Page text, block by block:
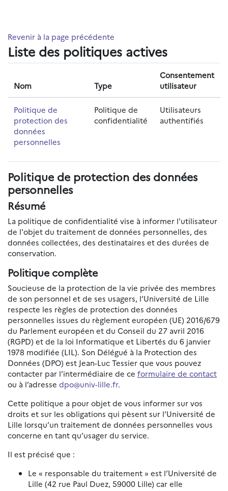
Revenir à la page précédente
Liste des politiques actives
Nom Type
Consentement
utilisateur
Politique de
protection des
données
personnelles
Politique de
confidentialité
Utilisateurs
authentifiés
Politique de protection des données
personnelles
Résumé
La politique de confidentialité vise à informer l'utilisateur
de l'objet du traitement de données personnelles, des
données collectées, des destinataires et des durées de
conservation.
Politique complète
Soucieuse de la protection de la vie privée des membres
de son personnel et de ses usagers, l’Université de Lille
respecte les règles de protection des données
personnelles issues du règlement européen (UE) 2016/679
du Parlement européen et du Conseil du 27 avril 2016
(RGPD) et de la loi Informatique et Libertés du 6 janvier
1978 modifiée (LIL). Son Délégué à la Protection des
Données (DPO) est Jean-Luc Tessier que vous pouvez
contacter par l’intermédiaire de ce formulaire de contact
ou à l’adresse dpo@univ-lille.fr.
Cette politique a pour objet de vous informer sur vos
droits et sur les obligations qui pèsent sur l’Université de
Lille lorsqu’un traitement de données personnelles vous
concerne en tant qu’usager du service.
Il est précisé que :
Le « responsable du traitement » est l’Université de
Lille (42 rue Paul Duez, 59000 Lille) car elle